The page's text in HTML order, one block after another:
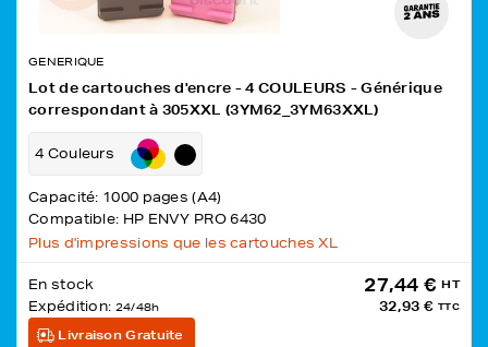
GENERIQUE
Lot de cartouches d'encre - 4 COULEURS - Générique
correspondant à 305XXL (3YM62_3YM63XXL)
4 Couleurs
Capacité: 1000 pages (A4)
Compatible: HP ENVY PRO 6430
Plus d'impressions que les cartouches XL
En stock
Expédition: 24/48h
27,44 € HT
32,93 € TTC
Livraison Gratuite